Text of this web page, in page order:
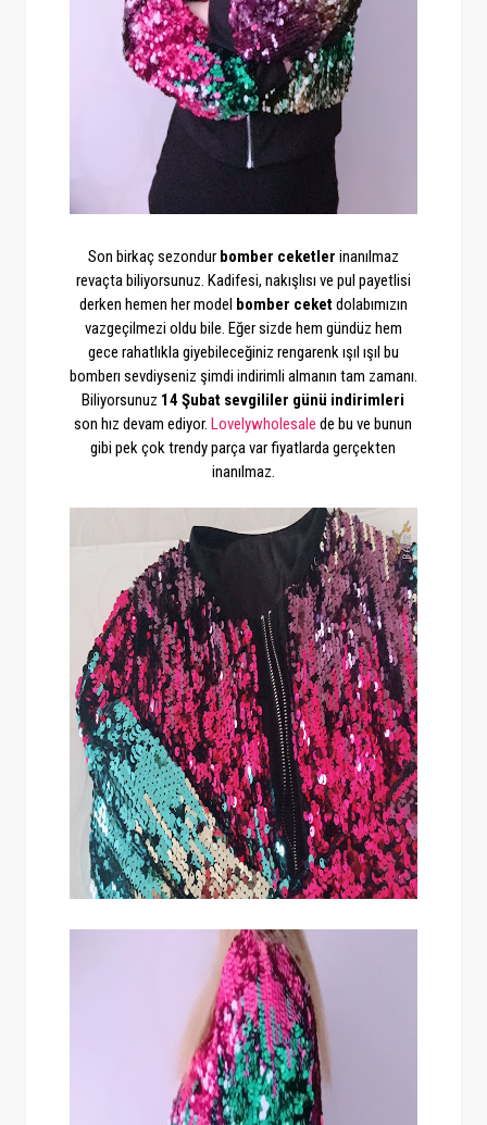
Son birkaç sezondurbomber ceketler inanılmaz
revaçta biliyorsunuz. Kadifesi, nakışlısı ve pul payetlisi
derken hemen her model bomber ceketdolabımızın
vazgeçilmezi oldu bile. Eğer sizde hem gündüz hem
gece rahatlıkla giyebileceğiniz rengarenk ışıl ışıl bu
bomberı sevdiyseniz şimdi indirimli almanın tam zamanı.
Biliyorsunuz 14 Şubat sevgililer günü indirimleri
son hız devam ediyor.Lovelywholesale de bu ve bunun
gibi pek çok trendy parça var fiyatlarda gerçekten
inanılmaz.